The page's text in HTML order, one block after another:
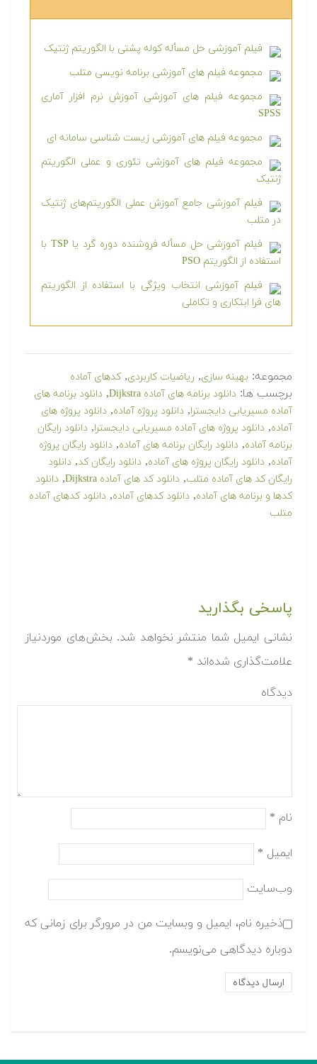
فیلم آموزشی حل مسأله کوله پشتی با الگوریتم ژنتیک
مجموعه فیلم های آموزشی برنامه نویسی متلب
مجموعه فیلم های آموزشی آموزش نرم افزار آماری
SPSS
مجموعه فیلم های آموزشی زیست شناسی سامانه ای
مجموعه فیلم های آموزشی تئوری و عملی الگوریتم
ژنتیک
فیلم آموزشی جامع آموزش عملی الگوریتم‌های ژنتیک
در متلب
فیلم آموزشی حل مسأله فروشنده دوره گرد یا TSP با
استفاده از الگوریتم PSO
فیلم آموزشی انتخاب ویژگی با استفاده از الگوریتم
های فرا ابتکاری و تکاملی
مجموعه: بهینه سازی, ریاضیات کاربردی,کدهای آماده
برچسب ها: دانلود برنامه های آماده Dijkstra , دانلود برنامه های
آماده مسیریابی دایجسترا, دانلود پروژه آماده, دانلود پروژه های
آماده, دانلود پروژه های آماده مسیریابی دایجسترا, دانلود رایگان
برنامه آماده, دانلود رایگان برنامه های آماده, دانلود رایگان پروژه
آماده, دانلود رایگان پروژه های آماده, دانلود رایگان کد, دانلود
رایگان کد های آماده متلب, دانلود کد های آماده Dijkstra , دانلود
کدها و برنامه های آماده, دانلود کدهای آماده, دانلود کدهای آماده
متلب
پاسخی بگذارید
نشانی ایمیل شما منتشر نخواهد شد. بخش‌های موردنیاز
علامت‌گذاری شده‌اند *
دیدگاه
نام *
ایمیل *
وب‌سایت
ذخیره نام، ایمیل و وبسایت من در مرورگر برای زمانی که
دوباره دیدگاهی می‌نویسم.